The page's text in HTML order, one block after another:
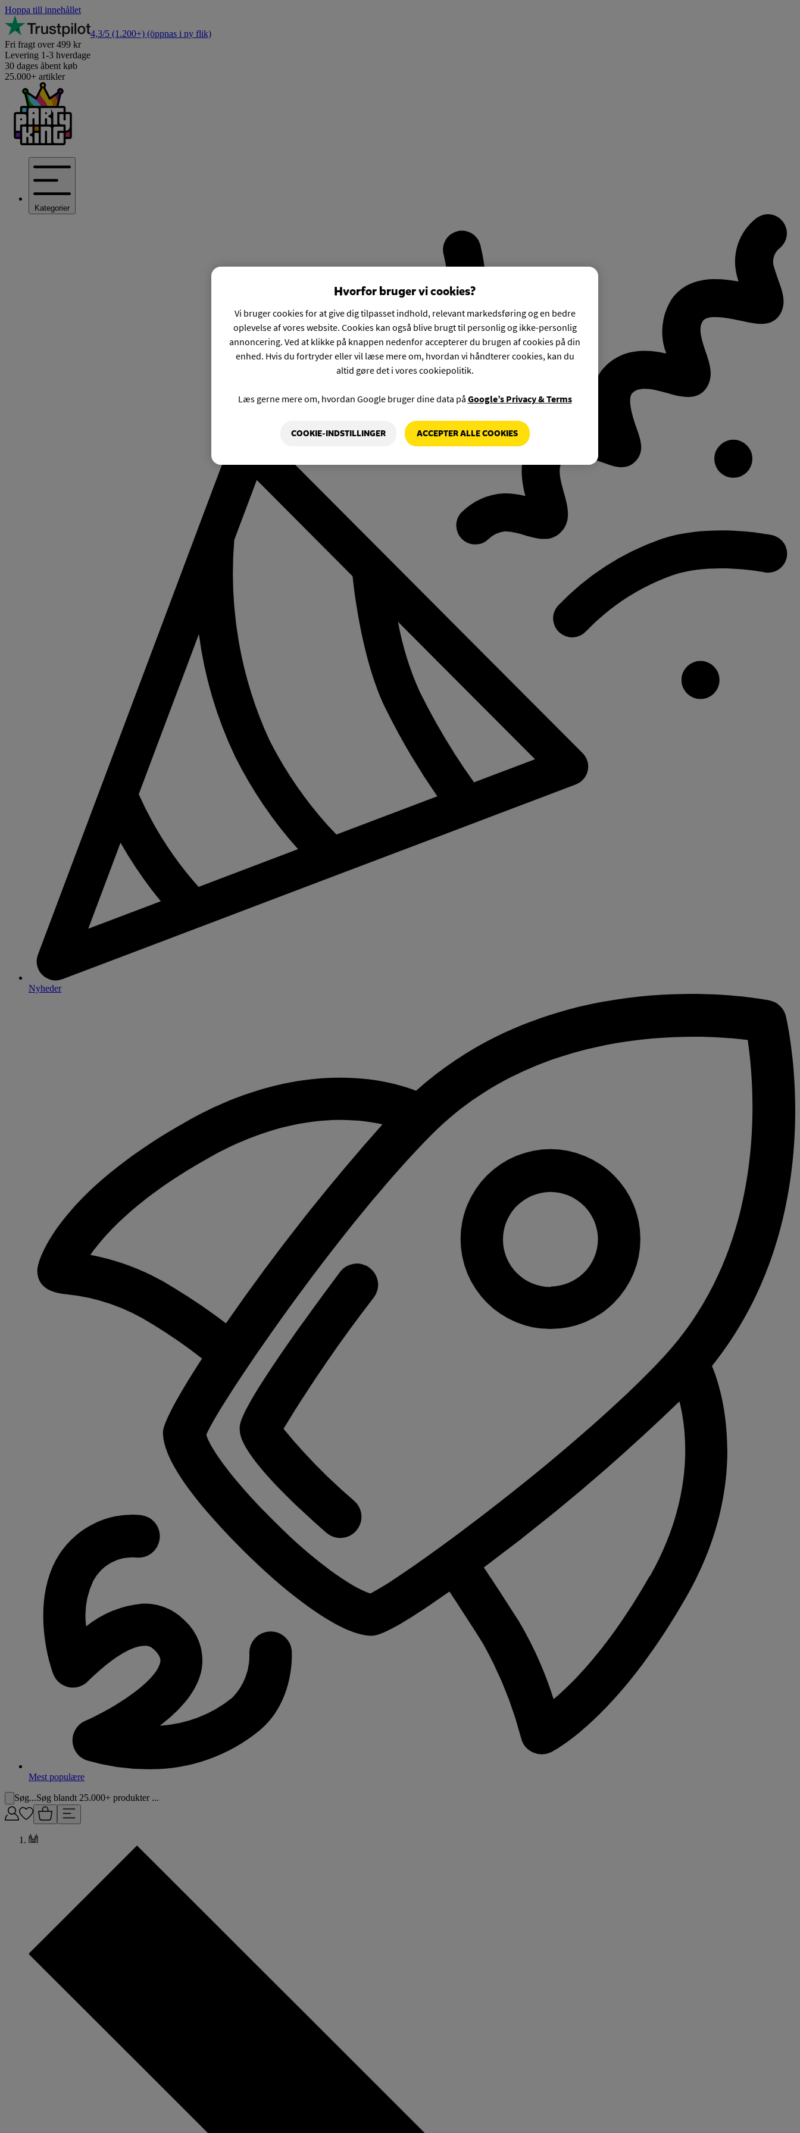
Hoppa till innehållet
4,3/5 (1.200+) (öppnas i ny flik)
Fri fragt over 499 kr
Levering 1-3 hverdage
30 dages åbent køb
25.000+ artikler
Kategorier
Nyheder
Mest populære
Søg...Søg blandt 25.000+ produkter ...
Hvorfor bruger vi cookies?
Vi bruger cookies for at give dig tilpasset indhold, relevant markedsføring og en bedre
oplevelse af vores website. Cookies kan også blive brugt til personlig og ikke-personlig
annoncering. Ved at klikke på knappen nedenfor accepterer du brugen af cookies på din
enhed. Hvis du fortryder eller vil læse mere om, hvordan vi håndterer cookies, kan du
altid gøre det i vores cookiepolitik.
Læs gerne mere om, hvordan Google bruger dine data på Google’s Privacy & Terms
COOKIE-INDSTILLINGER ACCEPTER ALLE COOKIES